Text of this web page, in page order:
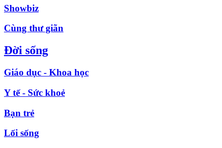
Showbiz
Cùng thư giãn
Đời sống
Giáo dục - Khoa học
Y tế - Sức khoẻ
Bạn trẻ
Lối sống